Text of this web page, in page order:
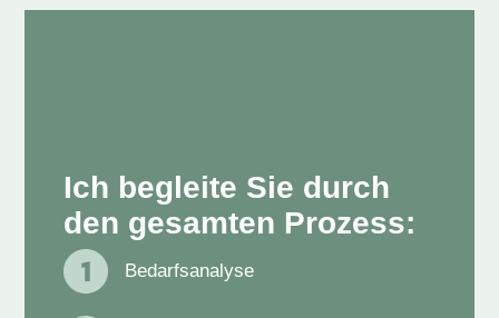
Bedarfsanalyse
Ich begleite Sie durch
den gesamten Prozess: